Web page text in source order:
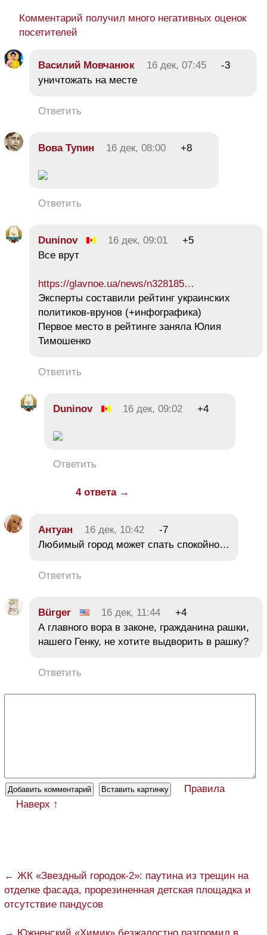
Комментарий получил много негативных оценок
посетителей
Василий Мовчанюк 16 дек, 07:45
-3
уничтожать на месте
Ответить
Вова Тупин 16 дек, 08:00 +8
Ответить
Duninov 16 дек, 09:01
+5
Все врут
https://glavnoe.ua/news/n328185…
Эксперты составили рейтинг украинских
политиков-врунов (+инфографика)
Первое место в рейтинге заняла Юлия
Тимошенко
Ответить
Duninov 16 дек, 09:02 +4
Ответить
4 ответа →
Антуан 16 дек, 10:42
-7
Любимый город может спать спокойно…
Ответить
Bürger 16 дек, 11:44
+4
А главного вора в законе, гражданина рашки,
нашего Генку, не хотите выдворить в рашку?
Ответить
Правила
Наверх ↑
← ЖК «Звездный городок-2»: паутина из трещин на
отделке фасада, прорезиненная детская площадка и
отсутствие пандусов